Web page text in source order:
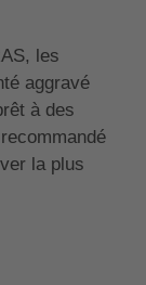
les
aggravé
à des
la plus